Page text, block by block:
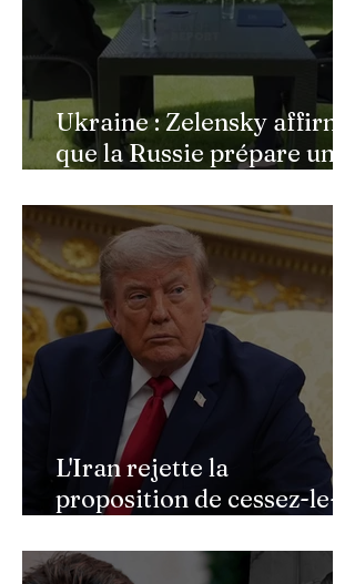
Ukraine : Zelensky affirme
que la Russie prépare une
militaire à l'automne
L'Iran rejette la
proposition de cessez-le-